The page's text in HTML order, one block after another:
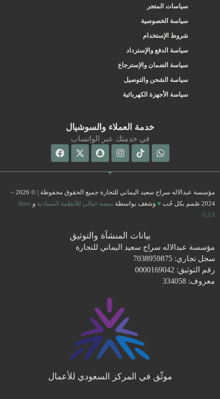
سياسات المتجر
سياسة الخصوصية
شروط الإستخدام
سياسة الدفع والإسترداد
سياسة الضمان والإسترجاع
سياسة الشحن والتوصيل
سياسة الأجهزة الكهربائية
خدمة العملاء والسوشيال
في خدمتك عبر الواتساب
Whatsapp
Tiktok
Instagram
Snapchat
X-
twitter
Facebook
مؤسسة عبدالاله سراج سعيد اليماني للتجارة جميع الحقوق محفوظة | © 2026 –
2024 صُمم بكل حُب
♥ وشغف بواسطة منصة خيالي للأنظمة السيادية و Hani
G.I.S
بيانات المنشآة والتوثيق
مؤسسة عبدالاله سراج سعيد اليماني للتجارة
سجل تجاري: 7038959875
رقم التوثيق: 0000169042
معروف: 334058
موثّق في المركز السعودي للأعمال